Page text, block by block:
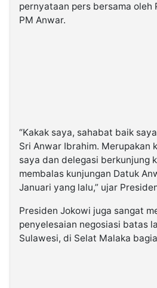
pernyataan pers bersama oleh
PM Anwar.
“Kakak saya, sahabat baik
Sri Anwar Ibrahim. Merupakan
saya dan delegasi berkunjung
membalas kunjungan Datuk
Januari yang lalu,” ujar
Presiden Jokowi juga sangat
penyelesaian negosiasi batas
Sulawesi, di Selat Malaka